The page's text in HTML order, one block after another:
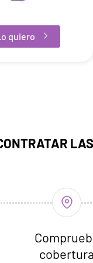
quiero
cobertura